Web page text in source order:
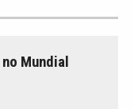
Mundial